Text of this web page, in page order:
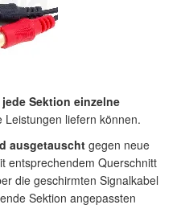
Sektion einzelne
liefern können.
ausgetauscht gegen neue
entsprechendem Querschnitt
die geschirmten Signalkabel
Sektion angepassten